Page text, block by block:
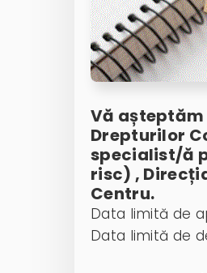
Vă
Drepturilor
specialist/ă
risc) ,
Centru.
Data limită de
Data limită de